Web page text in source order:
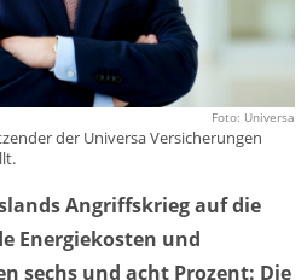
Foto: Universa
der Universa Versicherungen
Angriffskrieg auf die
Energiekosten und
sechs und acht Prozent: Die